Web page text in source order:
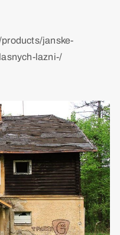
janske-
lazni-/